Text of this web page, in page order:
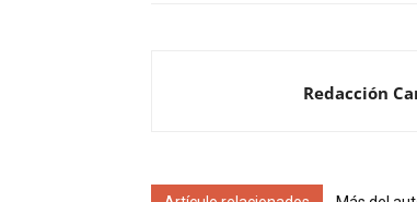
Redacción